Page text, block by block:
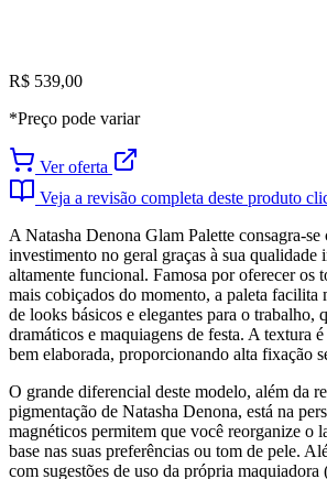
R$ 539,00
*Preço pode variar
Ver oferta
Veja a revisão completa deste produto
A Natasha Denona Glam Palette consagra-
investimento no geral graças à sua qualidade
altamente funcional. Famosa por oferecer os
mais cobiçados do momento, a paleta facilita
de looks básicos e elegantes para o trabalho,
dramáticos e maquiagens de festa. A textura
bem elaborada, proporcionando alta fixação
O grande diferencial deste modelo, além da
pigmentação de Natasha Denona, está na
magnéticos permitem que você reorganize o
base nas suas preferências ou tom de pele.
com sugestões de uso da própria